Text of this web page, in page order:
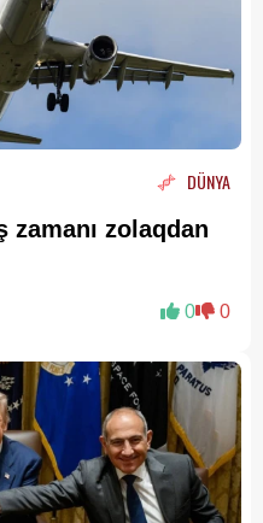
DÜNYA
zamanı zolaqdan
0 0